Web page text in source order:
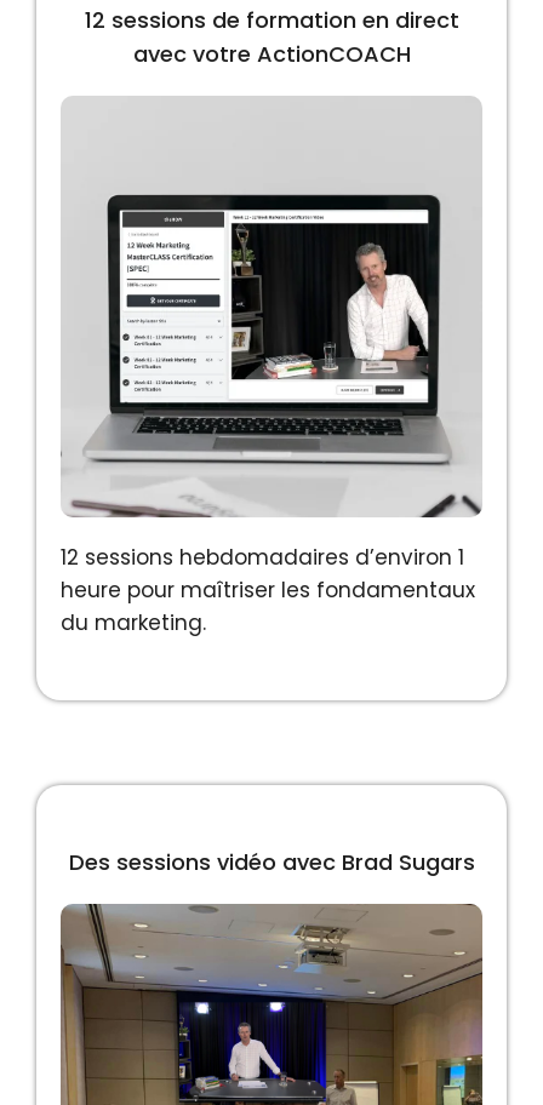
12 sessions de formation en direct
avec votre ActionCOACH
12 sessions hebdomadaires d’environ 1
heure pour maîtriser les fondamentaux
du marketing.
Des sessions vidéo avec Brad Sugars